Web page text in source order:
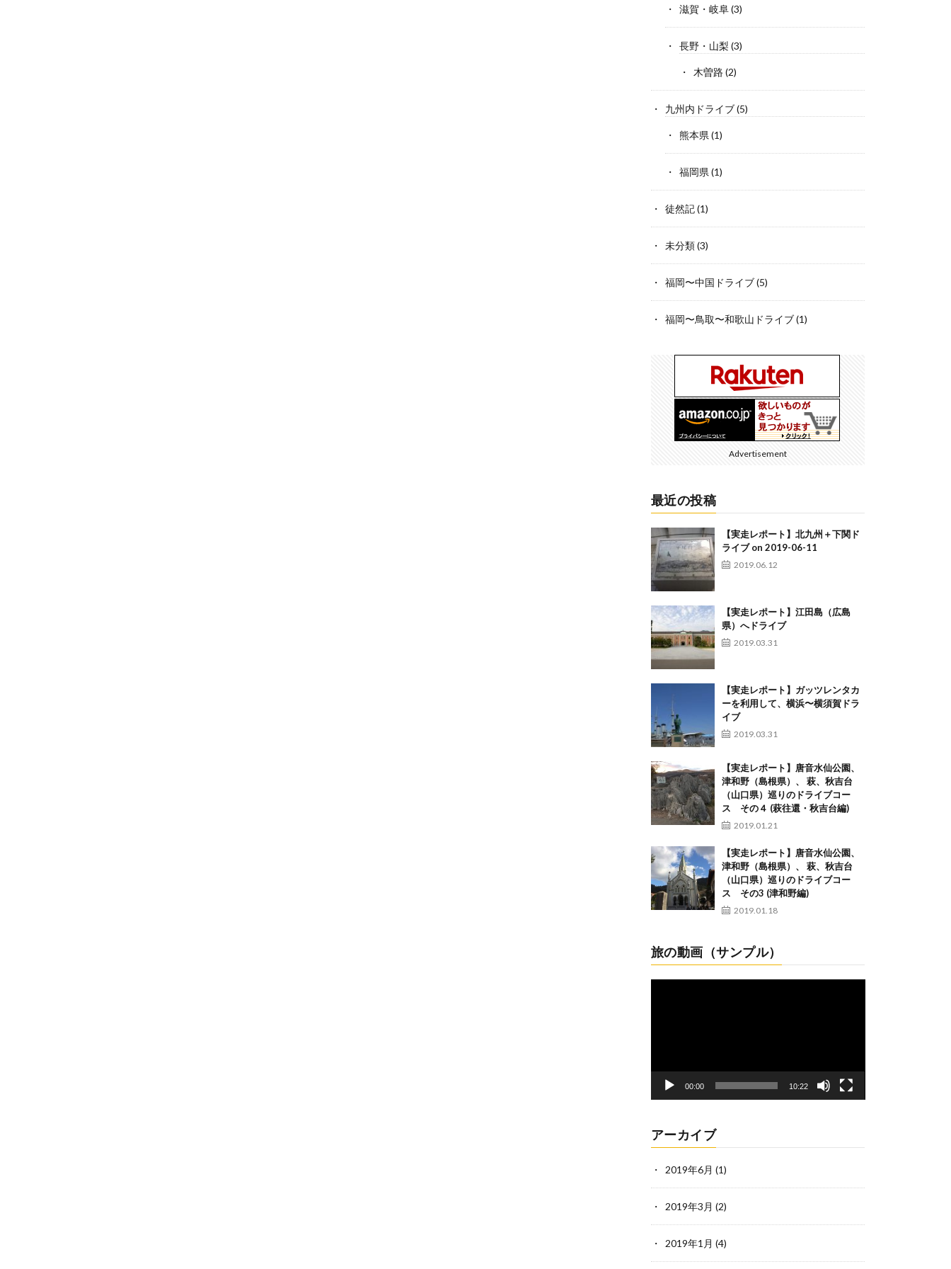
滋賀・岐阜(3)
長野・山梨 (3)
木曽路 (2)
九州内ドライブ(5)
熊本県 (1)
福岡県 (1)
徒然記(1)
未分類(3)
福岡〜中国ドライブ(5)
福岡〜鳥取〜和歌山ドライブ(1)
Advertisement
最近の投稿
【実走レポート】北九州＋下関ド
ライブ on 2019-06-11
2019.06.12
【実走レポート】江田島（広島
県）へドライブ
2019.03.31
【実走レポート】ガッツレンタカ
ーを利用して、横浜〜横須賀ドラ
イブ
2019.03.31
【実走レポート】唐音水仙公園、
津和野（島根県）、 萩、秋吉台
（山口県）巡りのドライブコー
ス その４ (萩往還・秋吉台編)
2019.01.21
【実走レポート】唐音水仙公園、
津和野（島根県）、 萩、秋吉台
（山口県）巡りのドライブコー
ス その3 (津和野編)
2019.01.18
旅の動画（サンプル）
動
00:00 10:22
アーカイブ
2019年6月 (1)
2019年3月 (2)
2019年1月 (4)